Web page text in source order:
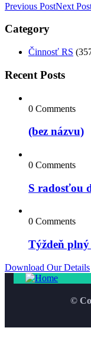
Previous PostNext
Category
Činnosť RS
Recent Posts
0 Comments
(bez názvu)
0 Comments
S radosťou
0 Comments
Týždeň
Download Our Details
©